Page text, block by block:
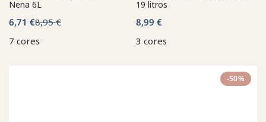
Nena 6L
6,71 €8,95 €
7 cores
19 litros
8,99 €
3 cores
-50%